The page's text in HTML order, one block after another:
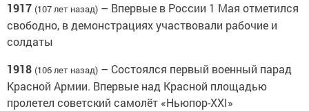
1917 (107 лет назад) – Впервые в России 1 Мая отметился
свободно, в демонстрациях участвовали рабочие и
солдаты
1918 (106 лет назад) – Cостоялся первый военный парад
Красной Армии. Впервые над Красной площадью
пролетел советский самолёт «Ньюпор-XXI»